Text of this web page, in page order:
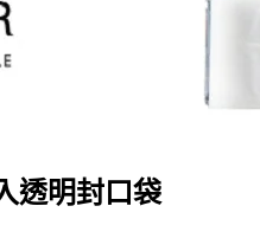
透明封口袋